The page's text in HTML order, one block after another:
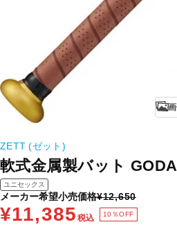
ZETT (ゼット)
軟式金属製バット
ユニセックス
メーカー希望小売価格¥12,650
¥11,385 税込 10％OFF